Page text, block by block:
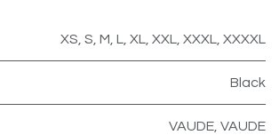
XS, S, M, L, XL, XXL, XXXL, XXXXL
Black
VAUDE, VAUDE